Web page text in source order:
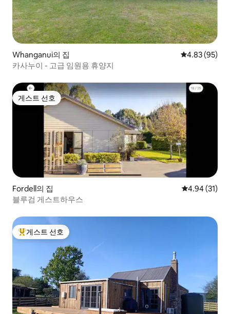
Whanganui의 집 평점 4.83점(5
4.83 (95)
카사누이 - 고급 임원용 휴양지
게스트 선호
게스트 선호
Fordell의 집 평점 4.94점
4.94 (31)
블루검 게스트하우스
상위 게스트 선호
게스트 선호